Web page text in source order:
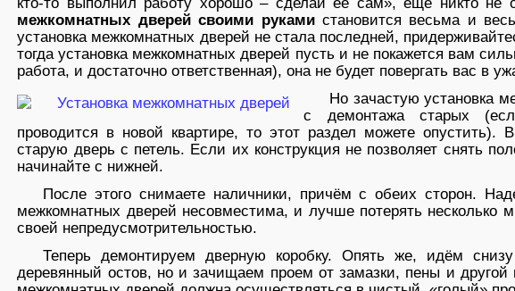
межкомнатных дверей своими рукамистановится весьма и
установка межкомнатных дверей не стала последней,
тогда установка межкомнатных дверей пусть и не покажется вам
работа, и достаточно ответственная), она не будет повергать вас в
Но зачастую установка
с демонтажа старых
проводится в новой квартире, то этот раздел можете опустить).
старую дверь с петель. Если их конструкция не позволяет снять
начинайте с нижней.
После этого снимаете наличники, причём с обеих сторон.
межкомнатных дверей несовместима, и лучше потерять несколько
своей непредусмотрительностью.
Теперь демонтируем дверную коробку. Опять же, идём
деревянный остов, но и зачищаем проем от замазки, пены и другой